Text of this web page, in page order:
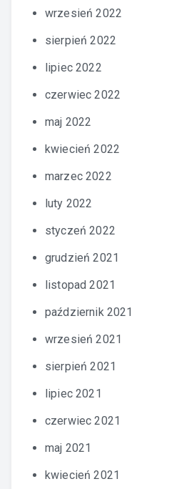
wrzesień 2022
sierpień 2022
lipiec 2022
czerwiec 2022
maj 2022
kwiecień 2022
marzec 2022
luty 2022
styczeń 2022
grudzień 2021
listopad 2021
październik 2021
wrzesień 2021
sierpień 2021
lipiec 2021
czerwiec 2021
maj 2021
kwiecień 2021